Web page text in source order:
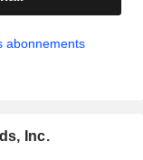
abonnements
Inc.